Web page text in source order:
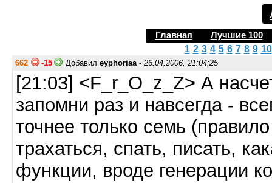
Главная Лучшие 100
1 2 3 4 5 6 7 8 9 10
662 -15 Добавил eyphoriaa- 26.04.2006, 21:04:25
[21:03] <F_r_O_z_Z> А
запомни раз и навсегда -
точнее только семь
трахаться, спать, писать,
функции, вроде генерации